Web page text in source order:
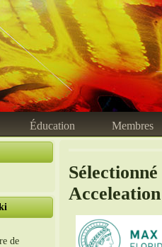
Éducation Membres
de